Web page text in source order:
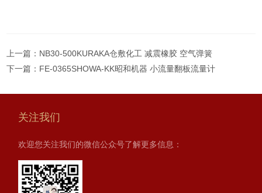
上一篇： NB30-500KURAKA仓敷化工 减震橡胶 空气弹簧
下一篇： FE-0365SHOWA-KK昭和机器 小流量翻板流量计
关注我们
欢迎您关注我们的微信公众号了解更多信息：